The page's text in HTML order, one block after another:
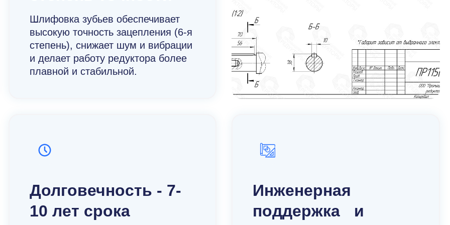
смазочного материала.
нагрузках.
расстояние первой и второй ступени.
широкий ассортимент редукционных механизмов для различных отраслей
редуктор двухступенчатый с гарантией качества, оперативной доставкой и
Шлифовка зубьев обеспечивает
высокую точность зацепления (6-я
степень), снижает шум и вибрации
и делает работу редуктора более
плавной и стабильной.
Долговечность - 7-
10 лет срока
Инженерная
поддержка и